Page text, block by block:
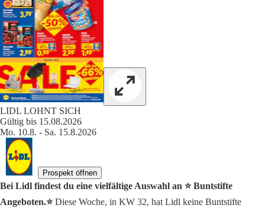
LIDL LOHNT SICH
Gültig bis 15.08.2026
Mo. 10.8. - Sa. 15.8.2026
Prospekt öffnen
Bei Lidl findest du eine vielfältige Auswahl an ⭐️ Buntstifte
Angeboten.⭐️Diese Woche, in KW 32, hat Lidl keine Buntstifte